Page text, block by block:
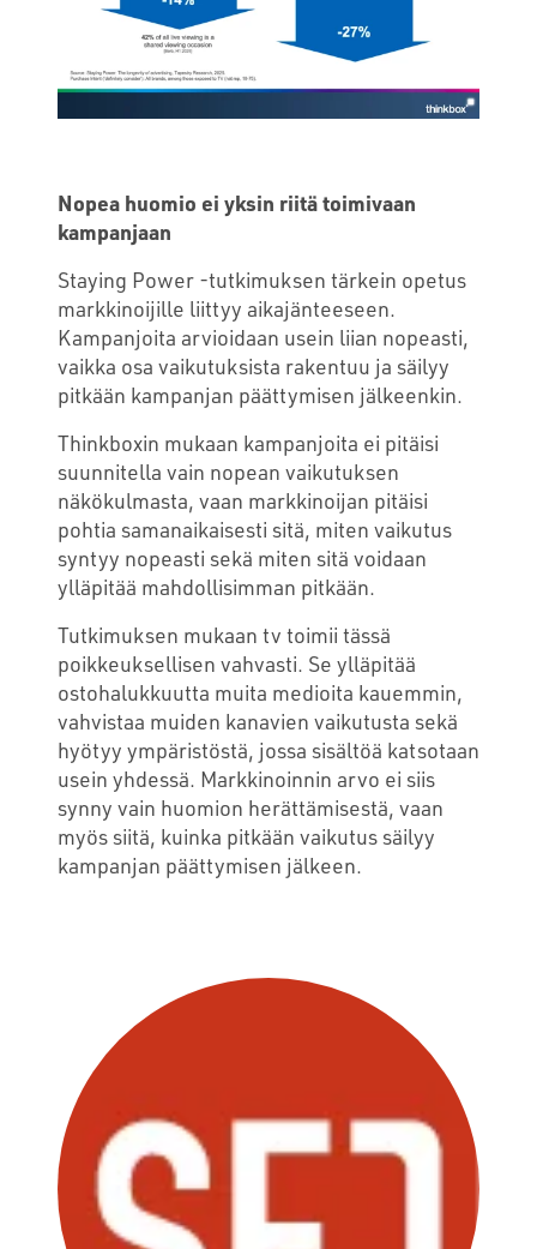
Nopea huomio ei yksin riitä toimivaan
kampanjaan
Staying Power -tutkimuksen tärkein opetus
markkinoijille liittyy aikajänteeseen.
Kampanjoita arvioidaan usein liian nopeasti,
vaikka osa vaikutuksista rakentuu ja säilyy
pitkään kampanjan päättymisen jälkeenkin.
Thinkboxin mukaan kampanjoita ei pitäisi
suunnitella vain nopean vaikutuksen
näkökulmasta, vaan markkinoijan pitäisi
pohtia samanaikaisesti sitä, miten vaikutus
syntyy nopeasti sekä miten sitä voidaan
ylläpitää mahdollisimman pitkään.
Tutkimuksen mukaan tv toimii tässä
poikkeuksellisen vahvasti. Se ylläpitää
ostohalukkuutta muita medioita kauemmin,
vahvistaa muiden kanavien vaikutusta sekä
hyötyy ympäristöstä, jossa sisältöä katsotaan
usein yhdessä. Markkinoinnin arvo ei siis
synny vain huomion herättämisestä, vaan
myös siitä, kuinka pitkään vaikutus säilyy
kampanjan päättymisen jälkeen.